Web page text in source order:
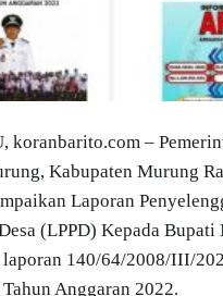
koranbarito.com –
Kabupaten Murung
Laporan
(LPPD) Kepada
140/64/2008/III/
Anggaran 2022.